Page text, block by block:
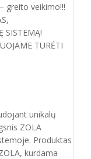
greito veikimo!!!
SISTEMĄ!
TURĖTI
unikalų
ZOLA
Produktas
kurdama